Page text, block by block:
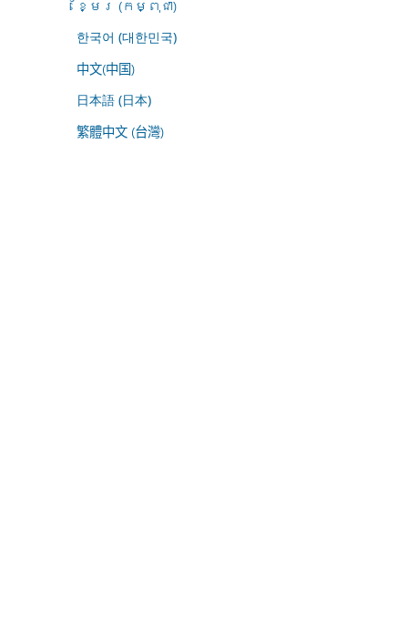
ខ្មែរ (កម្ពុជា)
한국어 (대한민국)
中文(中国)
日本語 (日本)
繁體中文 (台灣)